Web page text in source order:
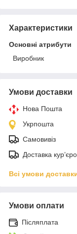
Характеристики
Основні атрибути
Виробник
Умови доставки
Нова Пошта
Укрпошта
Самовивіз
Доставка
Всі умови
Умови оплати
Післяплата